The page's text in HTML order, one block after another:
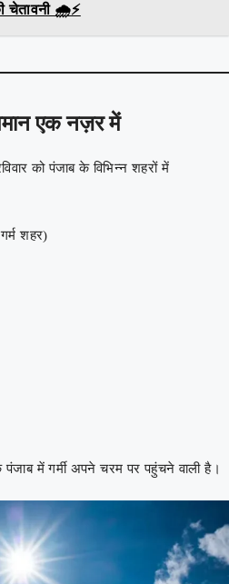
चेतावनी 🌧️⚡
एक नज़र में
को पंजाब के विभिन्न शहरों में
शहर)
में गर्मी अपने चरम पर पहुंचने वाली है।